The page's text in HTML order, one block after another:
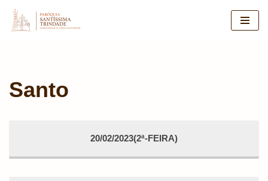
Pular
Santo
20/02/2023(2ª-FEIRA)